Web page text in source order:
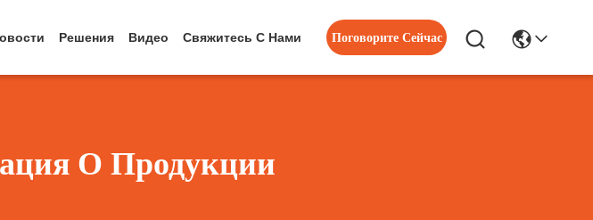
Решения Видео Свяжитесь С Нами Поговорите Сейчас
О Продукции